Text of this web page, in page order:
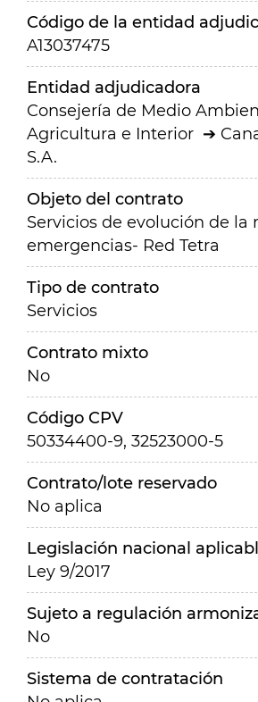
Código de la entidad
A13037475
Entidad adjudicadora
Consejería de Medio
Agricultura e Interior
S.A.
Objeto del contrato
Servicios de evolución de la
emergencias- Red Tetra
Tipo de contrato
Servicios
Contrato mixto
No
Código CPV
50334400-9, 32523000-5
Contrato/lote reservado
No aplica
Legislación nacional
Ley 9/2017
Sujeto a regulación
No
Sistema de contratación